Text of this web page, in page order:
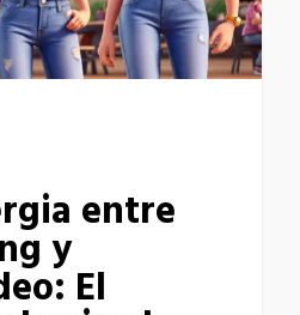
entre
y
El